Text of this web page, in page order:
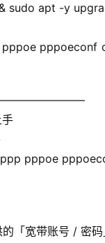
sudo apt -y
pppoeconf
pppoe
「宽带账号 / 密